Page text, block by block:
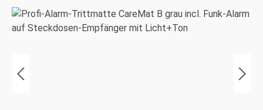
Bildergalerie überspringen